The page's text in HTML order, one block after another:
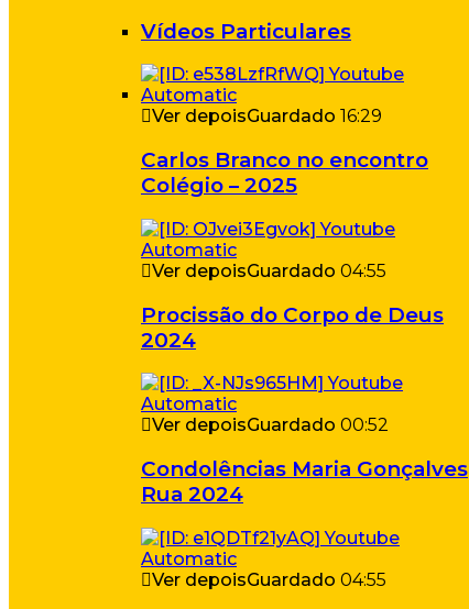
Vídeos Particulares
Ver depoisGuardado 16:29
Carlos Branco no encontro
Colégio – 2025
Ver depoisGuardado 04:55
Procissão do Corpo de Deus
2024
Ver depoisGuardado 00:52
Condolências Maria Gonçalves
Rua 2024
Ver depoisGuardado 04:55